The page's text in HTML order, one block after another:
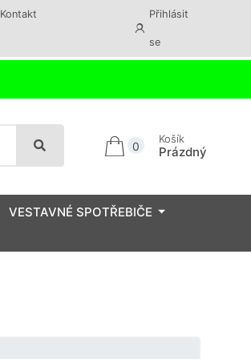
Kontakt Přihlásit
se
0
Košík
Prázdný
VESTAVNÉ SPOTŘEBIČE